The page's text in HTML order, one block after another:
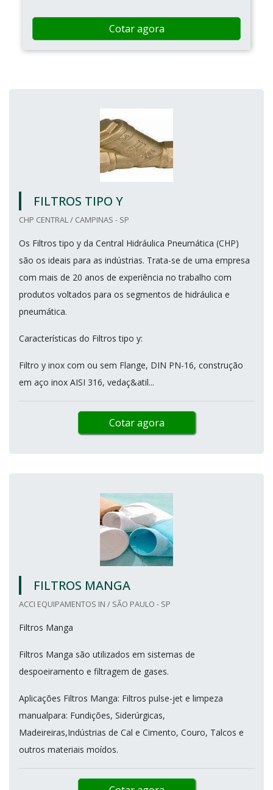
Cotar agora
FILTROS TIPO Y
CHP CENTRAL / CAMPINAS - SP
Os Filtros tipo y da Central Hidráulica Pneumática (CHP)
são os ideais para as indústrias. Trata-se de uma empresa
com mais de 20 anos de experiência no trabalho com
produtos voltados para os segmentos de hidráulica e
pneumática.
Características do Filtros tipo y:
Filtro y inox com ou sem Flange, DIN PN-16, construção
em aço inox AISI 316, vedaç&atil...
Cotar agora
FILTROS MANGA
ACCI EQUIPAMENTOS IN / SÃO PAULO - SP
Filtros Manga
Filtros Manga são utilizados em sistemas de
despoeiramento e filtragem de gases.
Aplicações Filtros Manga: Filtros pulse-jet e limpeza
manualpara: Fundições, Siderúrgicas,
Madeireiras,Indústrias de Cal e Cimento, Couro, Talcos e
outros materiais moídos.